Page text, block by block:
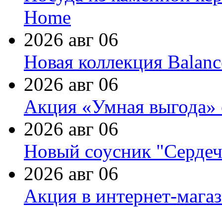
Home
2026 авг 06
Новая коллекция
2026 авг 06
Акция «Умная выгода»
2026 авг 06
Новый соусник
2026 авг 06
Акция в интернет-